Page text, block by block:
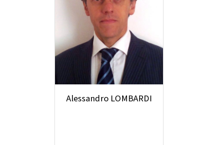
Alessandro LOMBARDI